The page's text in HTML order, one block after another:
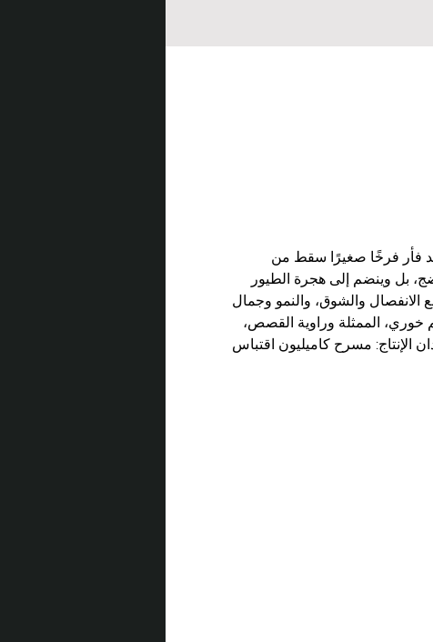
فأر فرخًا صغيرًا سقط من
بل وينضم إلى هجرة الطيور
الانفصال والشوق، والنمو وجمال
خوري، الممثلة وراوية القصص،
الإنتاج: مسرح كاميليون اقتباس